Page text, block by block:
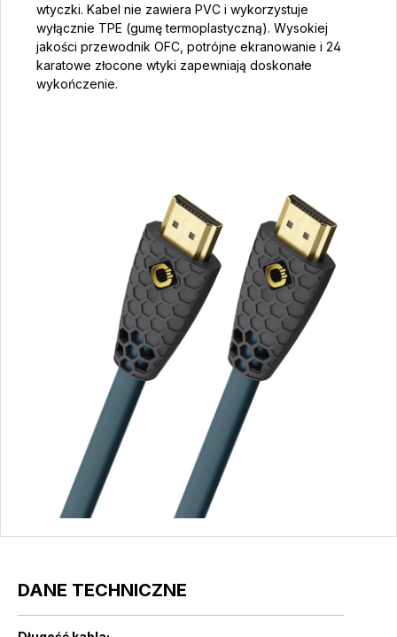
wtyczki. Kabel nie zawiera PVC i wykorzystuje
wyłącznie TPE (gumę termoplastyczną). Wysokiej
jakości przewodnik OFC, potrójne ekranowanie i 24
karatowe złocone wtyki zapewniają doskonałe
wykończenie.
DANE TECHNICZNE